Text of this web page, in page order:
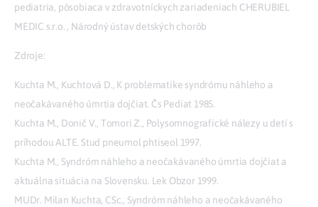
pediatria, pôsobiaca v zdravotníckych zariadeniach CHERUBIEL
MEDIC s.r.o. , Národný ústav detských chorôb
Zdroje:
Kuchta M., Kuchtová D., K problematike syndrómu náhleho a
neočakávaného úmrtia dojčiat. Čs Pediat 1985.
Kuchta M., Donič V., Tomori Z., Polysomnografické nálezy u detí s
príhodou ALTE. Stud pneumol phtiseol 1997.
Kuchta M., Syndróm náhleho a neočakávaného úmrtia dojčiat a
aktuálna situácia na Slovensku. Lek Obzor 1999.
MUDr. Milan Kuchta, CSc., Syndróm náhleho a neočakávaného